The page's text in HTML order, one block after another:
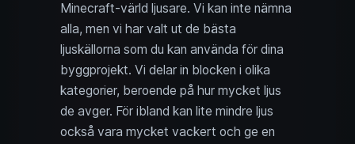
Minecraft-värld ljusare. Vi kan inte nämna
alla, men vi har valt ut de bästa
ljuskällorna som du kan använda för dina
byggprojekt. Vi delar in blocken i olika
kategorier, beroende på hur mycket ljus
de avger. För ibland kan lite mindre ljus
också vara mycket vackert och ge en